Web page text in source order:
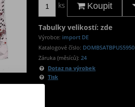
ks
Koupit
Tabulky velikostí: zde
Výrobce: import DE
Katalogové číslo: DOMBSATBPUS5950
Záruka (měsíců): 24
Dotaz na výrobek
Tisk